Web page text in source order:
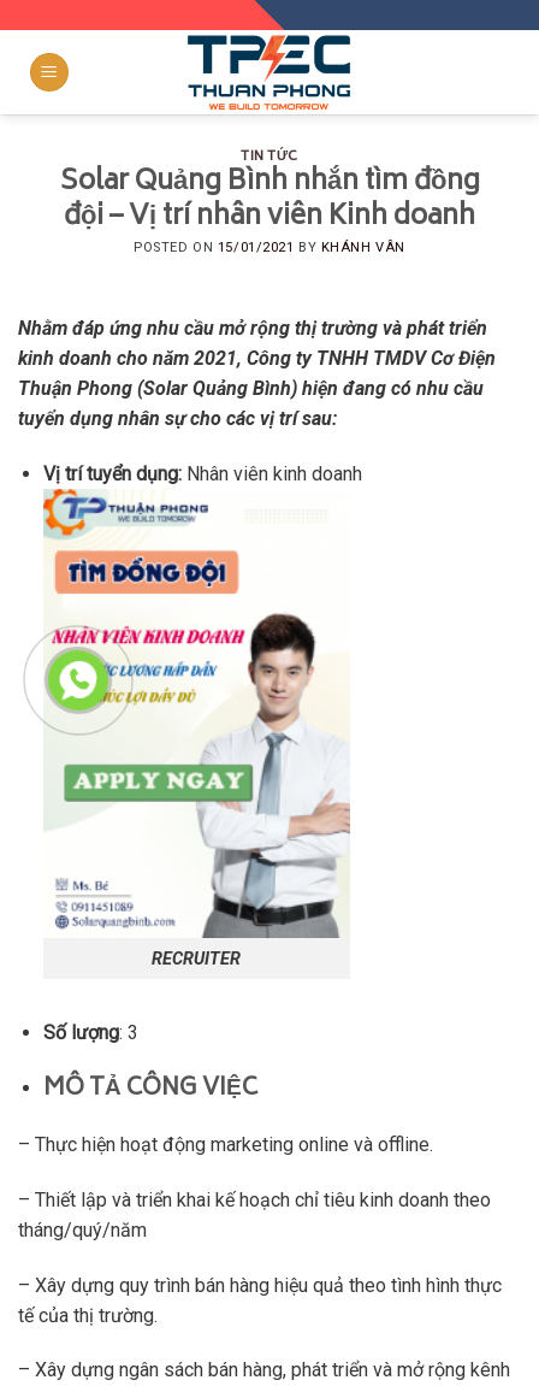
content
TIN TỨC
Solar Quảng Bình nhắn tìm đồng
đội – Vị trí nhân viên Kinh doanh
POSTED ON 15/01/2021 BY KHÁNH VÂN
Nhằm đáp ứng nhu cầu mở rộng thị trường và phát triển
kinh doanh cho năm 2021, Công ty TNHH TMDV Cơ Điện
Thuận Phong (Solar Quảng Bình) hiện đang có nhu cầu
tuyển dụng nhân sự cho các vị trí sau:
Vị trí tuyển dụng:Nhân viên kinh doanh
RECRUITER
Số lượng: 3
MÔ TẢ CÔNG VIỆC
– Thực hiện hoạt động marketing online và offline.
– Thiết lập và triển khai kế hoạch chỉ tiêu kinh doanh theo
tháng/quý/năm
– Xây dựng quy trình bán hàng hiệu quả theo tình hình thực
tế của thị trường.
– Xây dựng ngân sách bán hàng, phát triển và mở rộng kênh